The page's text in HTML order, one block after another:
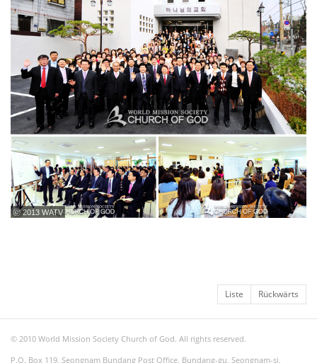
ⓒ 2013 WATV
Liste Rückwärts
© 2010 World Mission Society Church of God. All rights reserved.
P.O. Box 119, Seongnam Bundang Post Office, Bundang-gu, Seongnam-si,